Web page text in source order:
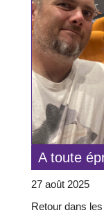
A toute
27 août 2025
Retour dans